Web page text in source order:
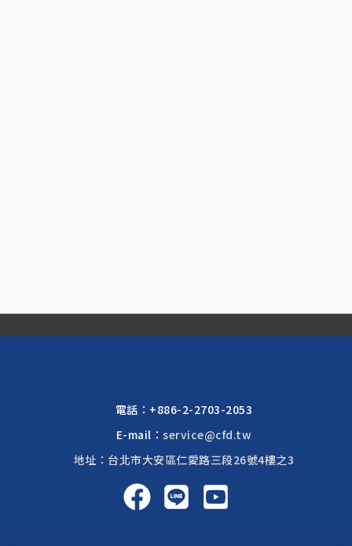
電話： +886-2-2703-2053
E-mail：service@cfd.tw
地址：台北市大安區仁愛路三段26號4樓之3